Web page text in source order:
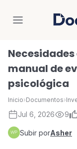
manual de
psicológica
Inicio›Documentos›
Jul 6, 2026 9
Subir porAsher